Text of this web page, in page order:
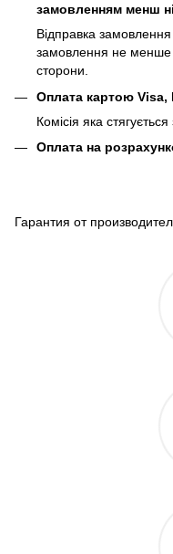
замовленням менш
Відправка замовлення
замовлення не менше
сторони.
Оплата картою Visa,
Комісія яка
Оплата на
Гарантия от